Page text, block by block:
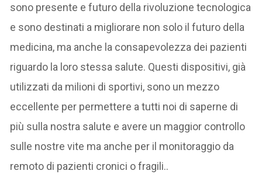
sono presente e futuro della rivoluzione tecnologica
e sono destinati a migliorare non solo il futuro della
medicina, ma anche la consapevolezza dei pazienti
riguardo la loro stessa salute. Questi dispositivi, già
utilizzati da milioni di sportivi, sono un mezzo
eccellente per permettere a tutti noi di saperne di
più sulla nostra salute e avere un maggior controllo
sulle nostre vite ma anche per il monitoraggio da
remoto di pazienti cronici o fragili..